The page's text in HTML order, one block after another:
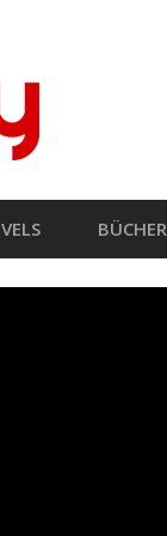
BÜCHER